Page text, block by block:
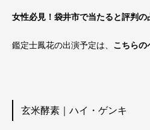
女性必見！袋井市で当たると評判の
鑑定士鳳花の出演予定は、 こちらの
玄米酵素｜ハイ・ゲンキ